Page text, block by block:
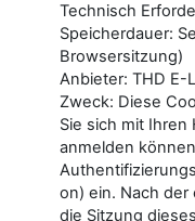
Technisch
Speicherdauer:
Browsersitzung)
Anbieter: THD E-
Zweck: Diese
Sie sich mit
anmelden
on) ein. Nach
die Sitzung